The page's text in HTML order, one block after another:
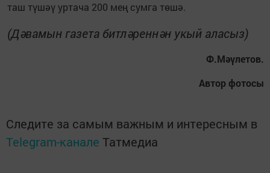
таш түшәү уртача 200 мең сумга төшә.
(Дәвамын газета битләреннән укый аласыз)
Ф.Мәүлетов.
Автор фотосы
Следите за самым важным и интересным в
Telegram-канале Татмедиа